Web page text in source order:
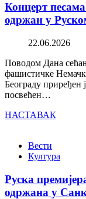
Концерт
одржан у
22.06.2026
Поводом Дана
фашистичке
Београду приређен
посвећен…
НАСТАВАК
Вести
Култура
Руска
одржана у